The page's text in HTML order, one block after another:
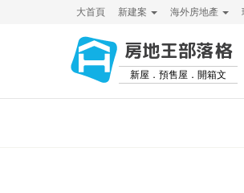
大首頁 新建案 海外房地產
房地王部落格
新屋．預售屋．開箱文